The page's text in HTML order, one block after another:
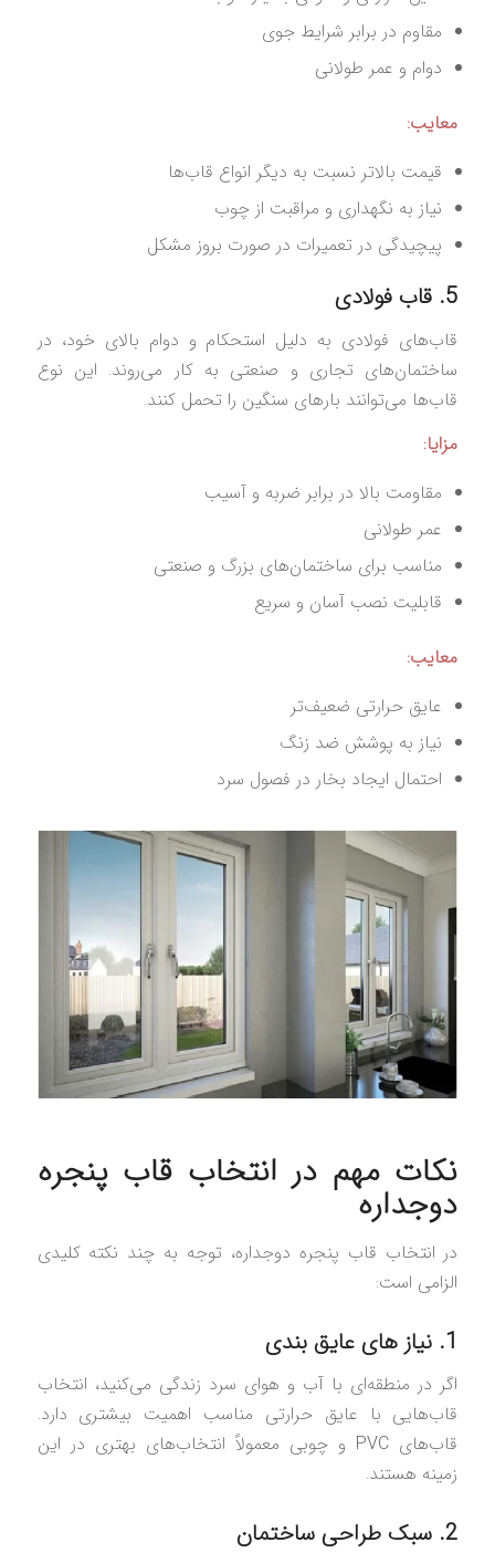
مقاوم در برابر شرایط جوی
دوام و عمر طولانی
معایب:
قیمت بالاتر نسبت به دیگر انواع قاب‌ها
نیاز به نگهداری و مراقبت از چوب
پیچیدگی در تعمیرات در صورت بروز مشکل
5. قاب فولادی
قاب‌های فولادی به دلیل استحکام و دوام بالای خود، در
ساختمان‌های تجاری و صنعتی به کار می‌روند. این نوع
قاب‌ها می‌توانند بارهای سنگین را تحمل کنند.
مزایا:
مقاومت بالا در برابر ضربه و آسیب
عمر طولانی
مناسب برای ساختمان‌های بزرگ و صنعتی
قابلیت نصب آسان و سریع
معایب:
عایق حرارتی ضعیف‌تر
نیاز به پوشش ضد زنگ
احتمال ایجاد بخار در فصول سرد
نکات مهم در انتخاب قاب پنجره
دوجداره
در انتخاب قاب پنجره دوجداره، توجه به چند نکته کلیدی
الزامی است:
1. نیاز های عایق‌ بندی
اگر در منطقه‌ای با آب و هوای سرد زندگی می‌کنید، انتخاب
قاب‌هایی با عایق حرارتی مناسب اهمیت بیشتری دارد.
قاب‌های PVC و چوبی معمولاً انتخاب‌های بهتری در این
زمینه هستند.
2. سبک طراحی ساختمان